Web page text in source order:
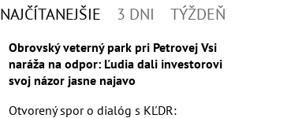
NAJČÍTANEJŠIE 3 DNI TÝŽDEŇ
Obrovský veterný park pri Petrovej Vsi
naráža na odpor: Ľudia dali investorovi
svoj názor jasne najavo
Otvorený spor o dialóg s KĽDR: